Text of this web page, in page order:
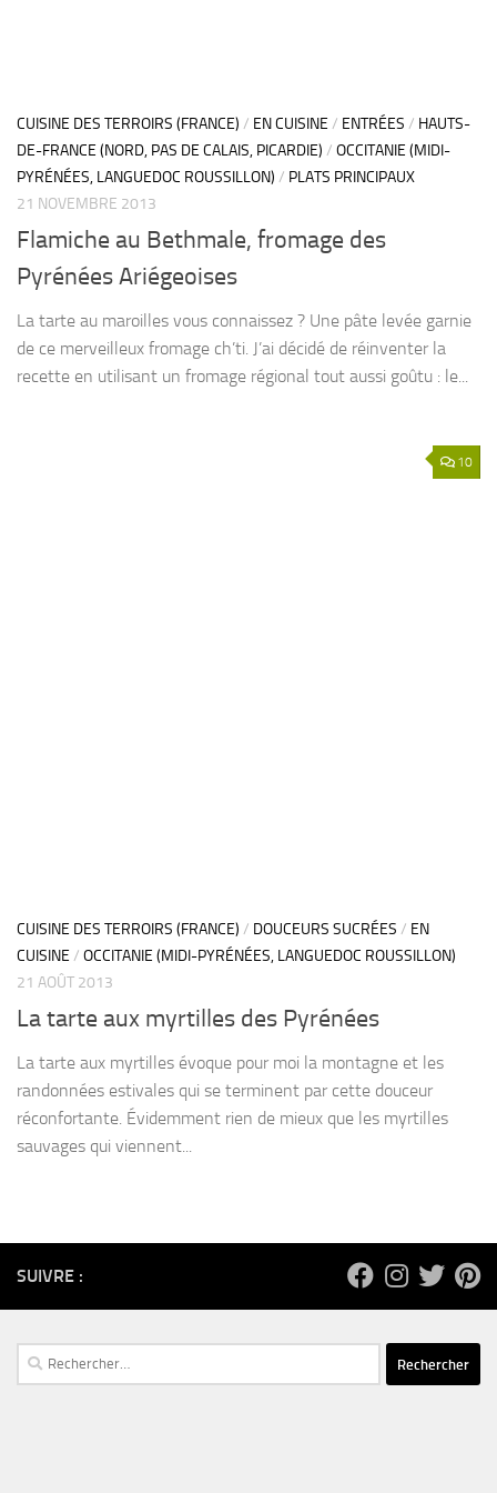
CUISINE DES TERROIRS (FRANCE) / EN CUISINE / ENTRÉES / HAUTS-
DE-FRANCE (NORD, PAS DE CALAIS, PICARDIE) / OCCITANIE (MIDI-
PYRÉNÉES, LANGUEDOC ROUSSILLON) / PLATS PRINCIPAUX
21 NOVEMBRE 2013
Flamiche au Bethmale, fromage des
Pyrénées Ariégeoises
La tarte au maroilles vous connaissez ? Une pâte levée garnie
de ce merveilleux fromage ch’ti. J’ai décidé de réinventer la
recette en utilisant un fromage régional tout aussi goûtu : le...
10
CUISINE DES TERROIRS (FRANCE) / DOUCEURS SUCRÉES / EN
CUISINE / OCCITANIE (MIDI-PYRÉNÉES, LANGUEDOC ROUSSILLON)
21 AOÛT 2013
La tarte aux myrtilles des Pyrénées
La tarte aux myrtilles évoque pour moi la montagne et les
randonnées estivales qui se terminent par cette douceur
réconfortante. Évidemment rien de mieux que les myrtilles
sauvages qui viennent...
SUIVRE :
Rechercher :